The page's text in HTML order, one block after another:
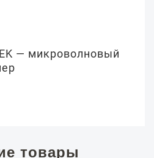
— микроволновый
товары